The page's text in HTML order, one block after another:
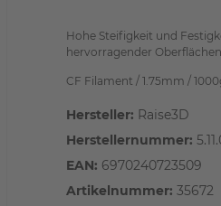
Hohe Steifigkeit und
hervorragender
CF Filament / 1.75mm /
Hersteller: Raise3D
Herstellernummer:
EAN: 6970240723509
Artikelnummer: 35672